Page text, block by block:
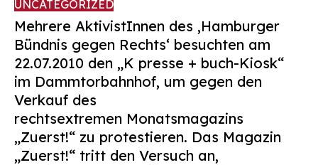
Über Uns
Infos & Broschüren
Archiv
Kontakt
Suchen
UNCATEGORIZED
Mehrere AktivistInnen des ‚Hamburger
Bündnis gegen Rechts‘ besuchten am
22.07.2010 den „K presse + buch-Kiosk“
im Dammtorbahnhof, um gegen den
Verkauf des
rechtsextremen Monatsmagazins
„Zuerst!“ zu protestieren. Das Magazin
„Zuerst!“ tritt den Versuch an,